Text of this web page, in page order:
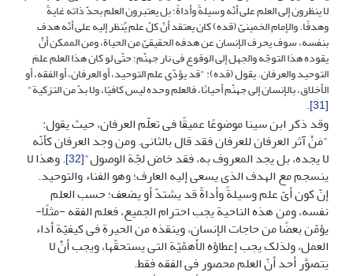
لا ینظرون إلى العلم على أنّه وسیلةً وأداةً؛ بل یعتبرون العلم بحدّ ذاته غایةً
وهدفًا. والإمام الخمینیّ (قده) کان یعتقد أنّ کلّ علم یُنظر إلیه على أنّه هدف
بنفسه، سوف یحرف الإنسان عن هدفه الحقیقیّ من الحیاة، ومن الممکن أنْ
یقوده هذا التوجّه والجهل إلى الوقوع فی نار جهنّم؛ حتّى لو کان هذا العلم علمَ
التوحید والعرفان. یقول (قده): "قد یؤدّی علم التوحید، أو العرفان، أو الفقه، أو
الأخلاق، بالإنسان إلى جهنّم أحیانًا، فالعلم وحده لیس کافیًا، ولا بدّ من التزکیة"
[31]
.
وقد ذکر ابن سینا موضوعًا عمیقًا فی تعلّم العرفان، حیث یقول:
"مَنْ آثر العرفان للعرفان فقد قال بالثانی. ومن وجد العرفان کأنّه
لا یجده، بل یجد المعروف به، فقد خاض لجّة الوصول"[32] . وهذا لا
ینسجم مع الهدف الذی یسعى إلیه العارف؛ وهو الفناء والتوحید.
إنّ کون أیّ علم وسیلةً وأداةً قد یشتدّ أو یضعف؛ حسب العلم
نفسه، ومن هذه الناحیة یجب احترام الجمیع، فعلم الفقه -مثلًا-
یؤمّن بعضًا من حاجات الإنسان، وینقذه من الحیرة فی کیفیّة أداء
العمل، ولذلک یجب إعطاؤه الأهمّیّة التی یستحقّها، ویجب أنْ لا
یَتصوَّر أحد أنّ العلم محصور فی الفقه فقط.